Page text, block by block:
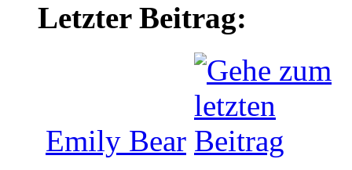
Letzter Beitrag:
Emily Bear